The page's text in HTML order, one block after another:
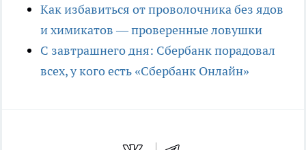
Как избавиться от проволочника без ядов
и химикатов — проверенные ловушки
С завтрашнего дня: Сбербанк порадовал
всех, у кого есть «Сбербанк Онлайн»